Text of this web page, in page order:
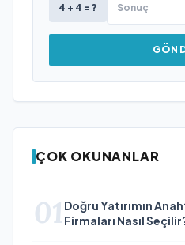
4 + 4 = ?
ÇOK OKUNANLAR
01 Doğru Yatırımın
Firmaları Nasıl